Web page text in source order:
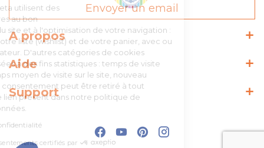
Les Éditions Prosveta utilisent des
cookies nécessaires au bon
fonctionnement du site et à l'optimisation de votre navigation :
conservation de votre liste (wishlist) et de votre panier, avec ou
sans compte utilisateur. D'autres catégories de cookies
peuvent être utilisées à des fins statistiques : temps de visite
sur une page, temps moyen de visite sur le site, nouveau
visiteur, etc. Votre consentement peut être retiré à tout
moment depuis le lien présent dans notre politique de
protection des données.
Lire la politique de confidentialité
Consentements certifiés par
Envoyer un email
A propos
Aide
Support